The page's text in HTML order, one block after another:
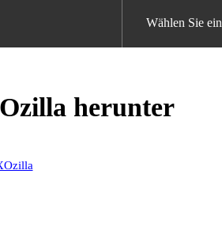
Wählen Sie
herunter